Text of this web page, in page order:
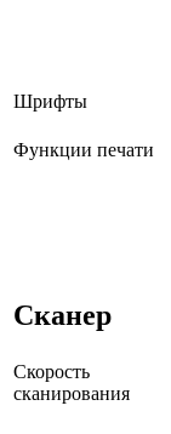
Шрифты
Функции печати
Сканер
Скорость
сканирования